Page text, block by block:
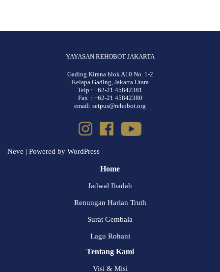
YAYASAN REHOBOT JAKARTA
Gading Kirana blok A10 No. 1-2
Kelapa Gading, Jakarta Utara
Telp : +62-21 45842381
Fax : +62-21 45842380
email: setpus@rehobot.org
Neve | Powered by WordPress
Home
Jadwal Ibadah
Renungan Harian Truth
Surat Gembala
Lagu Rohani
Tentang Kami
Visi & Misi